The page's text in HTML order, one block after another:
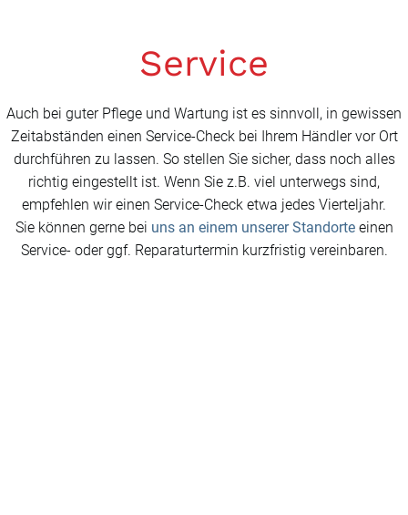
Service
Auch bei guter Pflege und Wartung ist es sinnvoll, in gewissen
Zeitabständen einen Service-Check bei Ihrem Händler vor Ort
durchführen zu lassen. So stellen Sie sicher, dass noch alles
richtig eingestellt ist. Wenn Sie z.B. viel unterwegs sind,
empfehlen wir einen Service-Check etwa jedes Vierteljahr.
Sie können gerne bei uns an einem unserer Standorteeinen
Service- oder ggf. Reparaturtermin kurzfristig vereinbaren.